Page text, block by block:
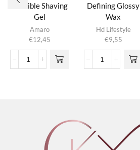
Invisible Shaving
Gel
Amaro
€12,45
Invisible
Defining Glossy
Wax
Hd Lifestyle
€9,55
Defining